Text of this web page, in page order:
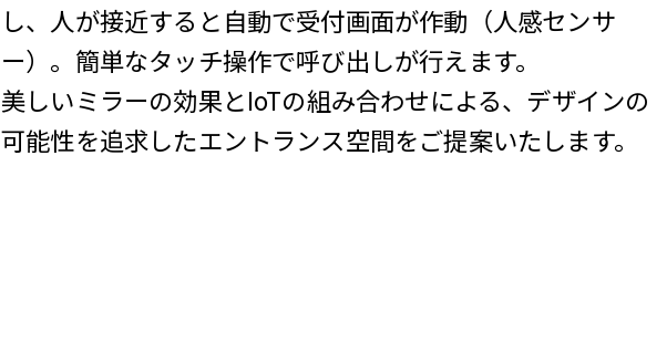
し、人が接近すると自動で受付画面が作動（人感センサ
ー）。簡単なタッチ操作で呼び出しが行えます。
美しいミラーの効果とIoTの組み合わせによる、デザインの
可能性を追求したエントランス空間をご提案いたします。